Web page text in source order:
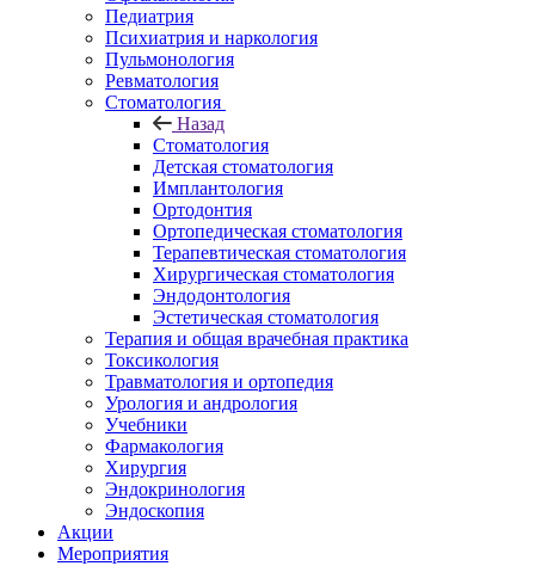
Педиатрия
Психиатрия и наркология
Пульмонология
Ревматология
Стоматология
Назад
Стоматология
Детская стоматология
Имплантология
Ортодонтия
Ортопедическая стоматология
Терапевтическая стоматология
Хирургическая стоматология
Эндодонтология
Эстетическая стоматология
Терапия и общая врачебная практика
Токсикология
Травматология и ортопедия
Урология и андрология
Учебники
Фармакология
Хирургия
Эндокринология
Эндоскопия
Акции
Мероприятия